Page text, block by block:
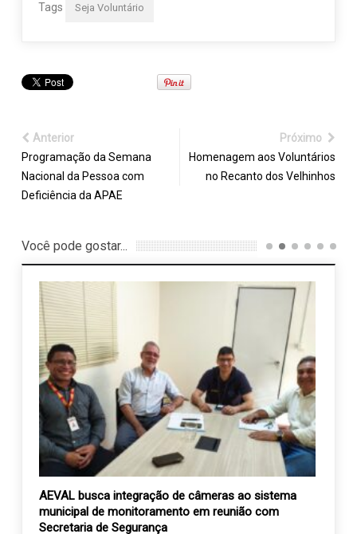
Tags Seja Voluntário
Anterior
Programação da Semana
Nacional da Pessoa com
Deficiência da APAE
Próximo
Homenagem aos Voluntários
no Recanto dos Velhinhos
Você pode gostar...
AEVAL busca integração de câmeras ao sistema
municipal de monitoramento em reunião com
Secretaria de Segurança